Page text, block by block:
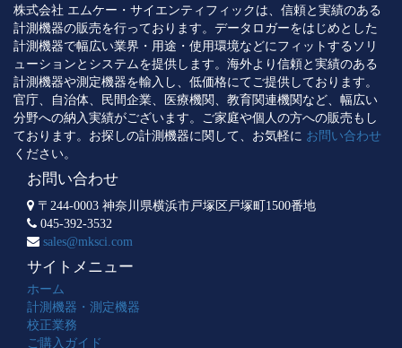
株式会社 エムケー・サイエンティフィックは、信頼と実績のある
計測機器の販売を行っております。データロガーをはじめとした
計測機器で幅広い業界・用途・使用環境などにフィットするソリ
ューションとシステムを提供します。海外より信頼と実績のある
計測機器や測定機器を輸入し、低価格にてご提供しております。
官庁、自治体、民間企業、医療機関、教育関連機関など、幅広い
分野への納入実績がございます。ご家庭や個人の方への販売もし
ております。お探しの計測機器に関して、お気軽に お問い合わせ
ください。
お問い合わせ
〒244-0003 神奈川県横浜市戸塚区戸塚町1500番地
045-392-3532
sales@mksci.com
サイトメニュー
ホーム
計測機器・測定機器
校正業務
ご購入ガイド